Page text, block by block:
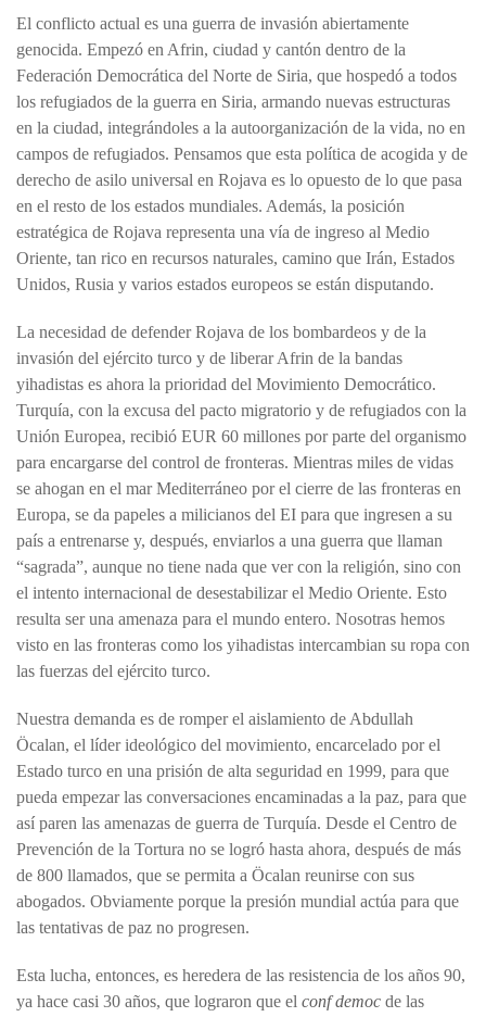
El conflicto actual es una guerra de invasión abiertamente
genocida. Empezó en Afrin, ciudad y cantón dentro de la
Federación Democrática del Norte de Siria, que hospedó a todos
los refugiados de la guerra en Siria, armando nuevas estructuras
en la ciudad, integrándoles a la autoorganización de la vida, no en
campos de refugiados. Pensamos que esta política de acogida y de
derecho de asilo universal en Rojava es lo opuesto de lo que pasa
en el resto de los estados mundiales. Además, la posición
estratégica de Rojava representa una vía de ingreso al Medio
Oriente, tan rico en recursos naturales, camino que Irán, Estados
Unidos, Rusia y varios estados europeos se están disputando.
La necesidad de defender Rojava de los bombardeos y de la
invasión del ejército turco y de liberar Afrin de la bandas
yihadistas es ahora la prioridad del Movimiento Democrático.
Turquía, con la excusa del pacto migratorio y de refugiados con la
Unión Europea, recibió EUR 60 millones por parte del organismo
para encargarse del control de fronteras. Mientras miles de vidas
se ahogan en el mar Mediterráneo por el cierre de las fronteras en
Europa, se da papeles a milicianos del EI para que ingresen a su
país a entrenarse y, después, enviarlos a una guerra que llaman
“sagrada”, aunque no tiene nada que ver con la religión, sino con
el intento internacional de desestabilizar el Medio Oriente. Esto
resulta ser una amenaza para el mundo entero. Nosotras hemos
visto en las fronteras como los yihadistas intercambian su ropa con
las fuerzas del ejército turco.
Nuestra demanda es de romper el aislamiento de Abdullah
Öcalan, el líder ideológico del movimiento, encarcelado por el
Estado turco en una prisión de alta seguridad en 1999, para que
pueda empezar las conversaciones encaminadas a la paz, para que
así paren las amenazas de guerra de Turquía. Desde el Centro de
Prevención de la Tortura no se logró hasta ahora, después de más
de 800 llamados, que se permita a Öcalan reunirse con sus
abogados. Obviamente porque la presión mundial actúa para que
las tentativas de paz no progresen.
Esta lucha, entonces, es heredera de las resistencia de los años 90,
ya hace casi 30 años, que lograron que el conf democ de las